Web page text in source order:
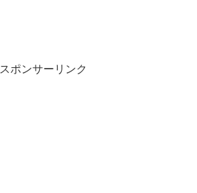
スポンサーリンク